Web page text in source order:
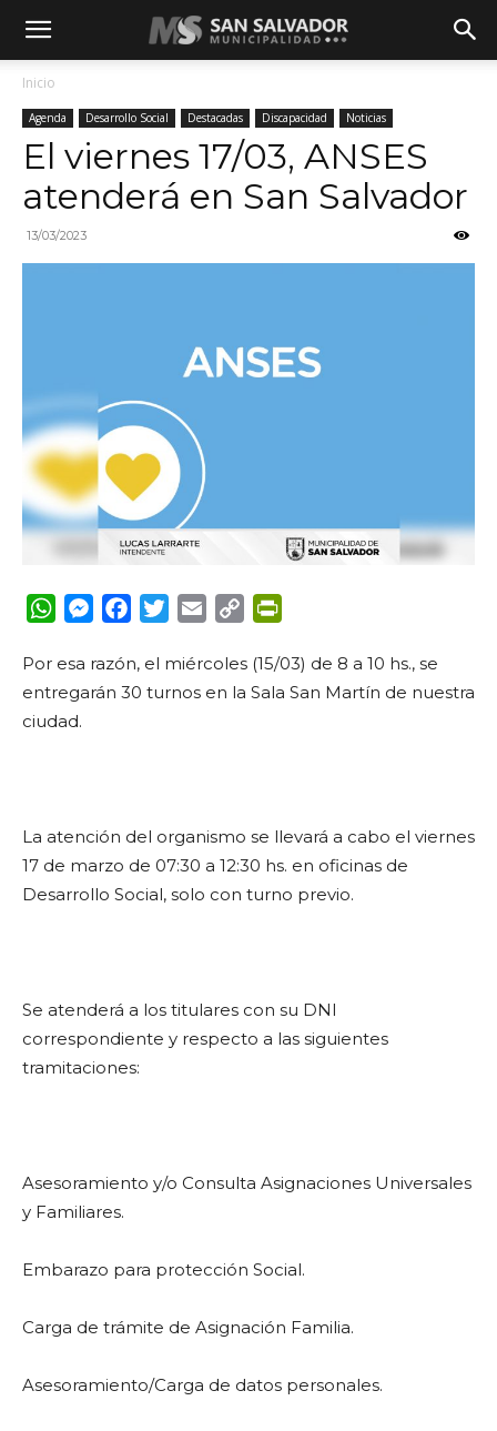
Inicio
Agenda Desarrollo Social Destacadas Discapacidad Noticias
El viernes 17/03, ANSES
atenderá en San Salvador
13/03/2023
WhatsApp
Messenger
FacebookTwitterEmail Copy
Por esa razón, el miércoles (15/03) de 8 a 10 hs., se
entregarán 30 turnos en la Sala San Martín de nuestra
ciudad.
La atención del organismo se llevará a cabo el viernes
17 de marzo de 07:30 a 12:30 hs. en oficinas de
Desarrollo Social, solo con turno previo.
Se atenderá a los titulares con su DNI
correspondiente y respecto a las siguientes
tramitaciones:
Asesoramiento y/o Consulta Asignaciones Universales
y Familiares.
Embarazo para protección Social.
Carga de trámite de Asignación Familia.
Asesoramiento/Carga de datos personales.